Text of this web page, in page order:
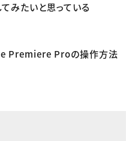
みたいと思っている
Premiere Proの操作方法